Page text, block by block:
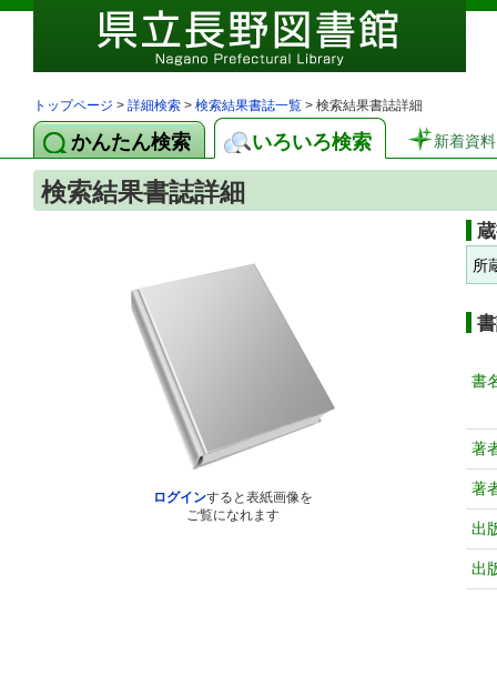
トップページ > 詳細検索 > 検索結果書誌一覧 > 検索結果書誌詳細
かんたん検索 いろいろ検索 新着資料
検索結果書誌詳細
ログインすると表紙画像を
ご覧になれます
所
書
著
著
出
出